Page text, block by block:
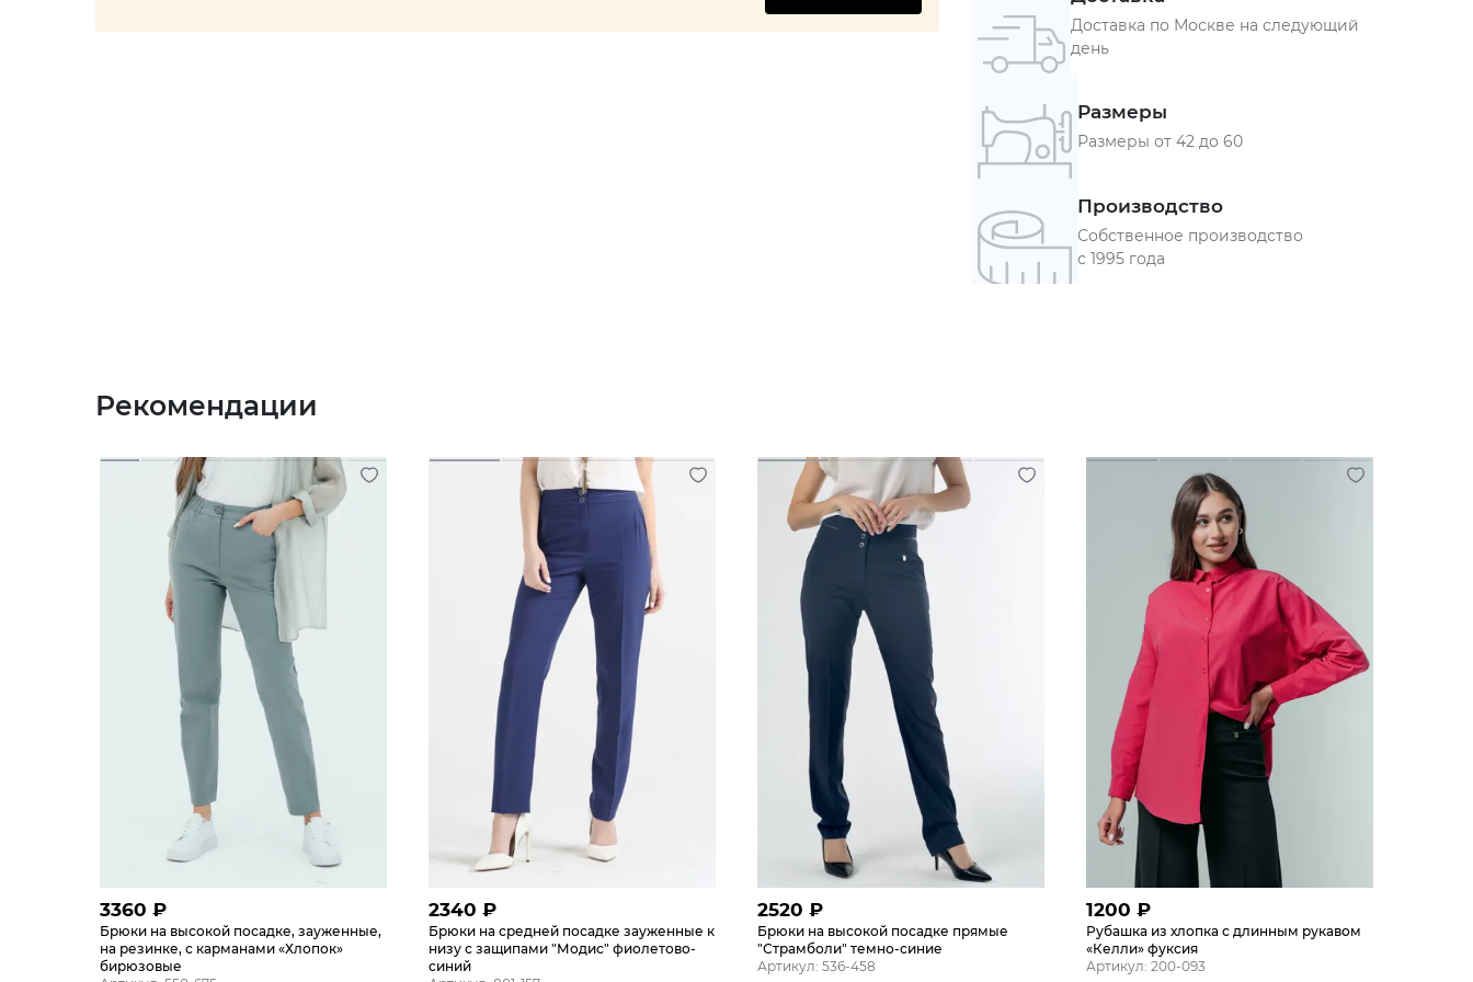
Доставка по Москве на следующий
день
Размеры
Размеры от 42 до 60
Производство
Собственное производство
с 1995 года
Рекомендации
3360 ₽
Брюки на высокой посадке, зауженные,
на резинке, с карманами «Хлопок»
бирюзовые
2340 ₽
Брюки на средней посадке зауженные к
низу с защипами "Модис" фиолетово-
синий
2520 ₽
Брюки на высокой посадке прямые
"Страмболи" темно-синие
Артикул: 536-458
1200 ₽
Рубашка из хлопка с длинным рукавом
«Келли» фуксия
Артикул: 200-093